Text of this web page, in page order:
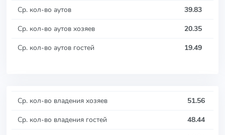
Ср. кол-во аутов
39.83
Ср. кол-во аутов хозяев
20.35
Ср. кол-во аутов гостей
19.49
Ср. кол-во владения хозяев
51.56
Ср. кол-во владения гостей
48.44